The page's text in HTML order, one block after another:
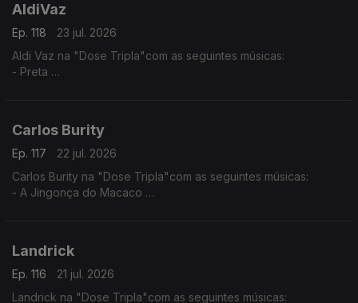
AldiVaz
Ep. 118
23 jul. 2026
Aldi Vaz na "Dose Tripla"com as seguintes músicas:
- Preta
Carlos Burity
Ep. 117
22 jul. 2026
Carlos Burity na "Dose Tripla"com as seguintes músicas:
- A Jingonça do Macaco
Landrick
Ep. 116
21 jul. 2026
Landrick na "Dose Tripla"com as seguintes músicas: